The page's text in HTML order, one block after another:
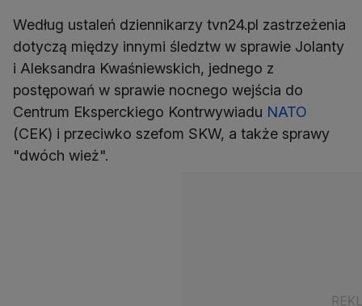
Według ustaleń dziennikarzy tvn24.pl zastrzeżenia
dotyczą między innymi śledztw w sprawie Jolanty
i Aleksandra Kwaśniewskich, jednego z
postępowań w sprawie nocnego wejścia do
Centrum Eksperckiego Kontrwywiadu NATO
(CEK) i przeciwko szefom SKW, a także sprawy
"dwóch wież".